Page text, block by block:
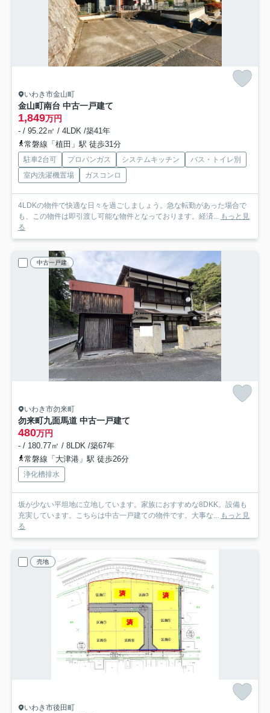
いわき市金山町
金山町南台 中古一戸建て
1,849万円
- / 95.22㎡ / 4LDK /築41年
常磐線「植田」駅 徒歩31分
駐車2台可 プロパンガス システムキッチン
バス・トイレ別
室内洗濯機置場
ガスコンロ
4LDKの物件で快適な日々を過ごしましょう。急な転勤があった場合で
も、この物件は即引渡し可能な物件となっております。経済... もっと見
る
中古一戸建
いわき市勿来町
勿来町九面馬道 中古一戸建て
480万円
- / 180.77㎡ / 8LDK /築67年
常磐線「大津港」駅 徒歩26分
浄化槽排水
坂が少ない平坦地に立地しています。家族におすすめな8DKK。設備も
充実しています。こちらは中古一戸建ての物件です。大事な...
もっと見
る
売地
いわき市後田町